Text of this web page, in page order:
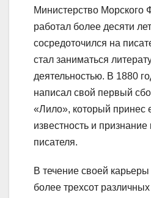
Министерство Морского
работал более десяти
сосредоточился на
стал заниматься
деятельностью. В 1880
написал свой первый
«Лило», который принес
известность и признание
писателя.
В течение своей
более трехсот